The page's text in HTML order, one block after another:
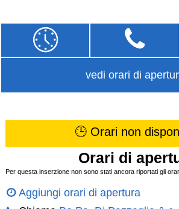
vedi orari di
🕒 Orari non
Orari di
Per questa inserzione non sono stati ancora riportati gli
Aggiungi orari di apertura